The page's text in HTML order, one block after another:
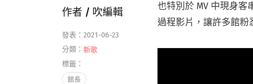
也特別於 MV 中現身客
過程影片，讓許多館粉
作者 / 吹編輯
發表：2021-06-23
分類： 新歌
標籤：
館長